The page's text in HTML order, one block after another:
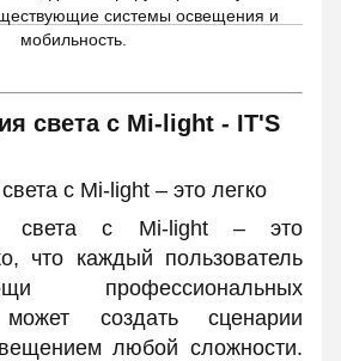
света с Mi-light - IT'S
с Mi-light – это легко
света с Mi-light – это
что каждый пользователь
профессиональных
может создать сценарии
любой сложности.